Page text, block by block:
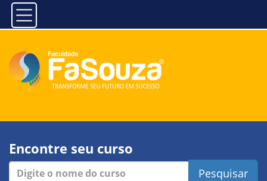
Encontre seu curso
Pesquisar